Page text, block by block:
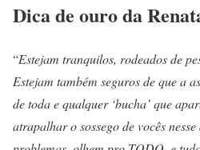
Dica de ouro da
“Estejam tranquilos, rodeados de
Estejam também seguros de que a
de toda e qualquer ‘bucha’ que
atrapalhar o sossego de vocês